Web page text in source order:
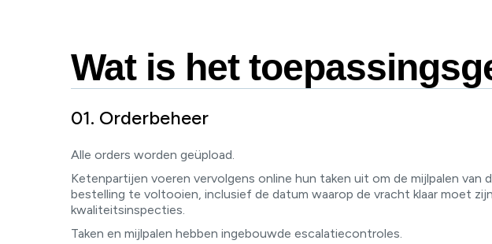
Wat is het
01. Orderbeheer
Alle orders worden geüpload.
Ketenpartijen voeren vervolgens online hun taken uit om de mijlpalen van
bestelling te voltooien, inclusief de datum waarop de vracht klaar moet
kwaliteitsinspecties.
Taken en mijlpalen hebben ingebouwde escalatiecontroles.